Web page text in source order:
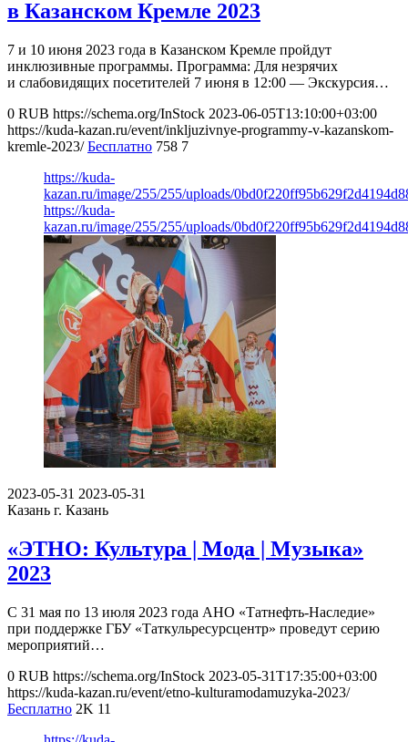
в Казанском Кремле 2023
7 и 10 июня 2023 года в Казанском Кремле пройдут
инклюзивные программы. Программа: Для незрячих
и слабовидящих посетителей 7 июня в 12:00 — Экскурсия…
0 RUB https://schema.org/InStock 2023-06-05T13:10:00+03:00
https://kuda-kazan.ru/event/inkljuzivnye-programmy-v-kazanskom-
kremle-2023/ Бесплатно 758 7
https://kuda-
kazan.ru/image/255/255/uploads/
https://kuda-
kazan.ru/image/255/255/uploads/
2023-05-31 2023-05-31
Казань г. Казань
«ЭТНО: Культура | Мода | Музыка»
2023
С 31 мая по 13 июля 2023 года АНО «Татнефть-Наследие»
при поддержке ГБУ «Таткульресурсцентр» проведут серию
мероприятий…
0 RUB https://schema.org/InStock 2023-05-31T17:35:00+03:00
https://kuda-kazan.ru/event/etno-kulturamodamuzyka-2023/
Бесплатно 2K 11